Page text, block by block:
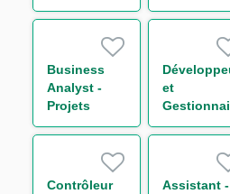
Support
Equity H/F
Collatéral
Business
Analyst -
Projets
Liquidité
et
de
/ Sophis
Contrôleur
Assistant -